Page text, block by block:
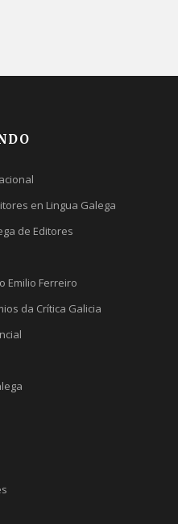
en Lingua Galega
de Editores
Emilio Ferreiro
da Crítica Galicia